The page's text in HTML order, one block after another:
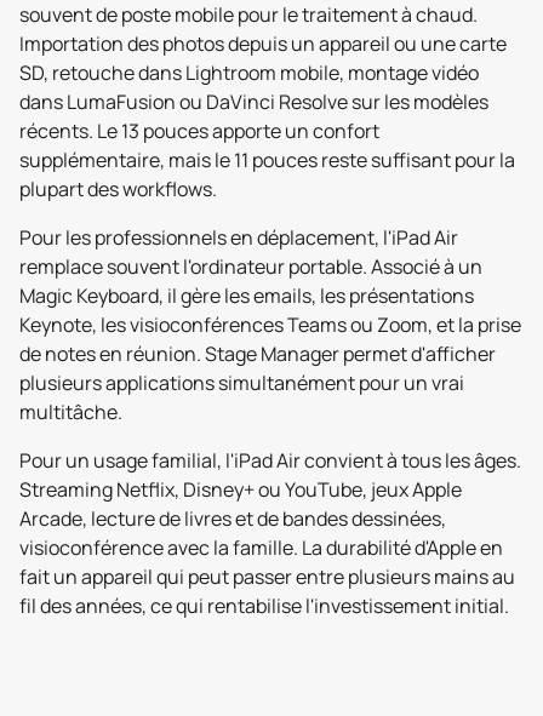
souvent de poste mobile pour le traitement à chaud.
Importation des photos depuis un appareil ou une carte
SD, retouche dans Lightroom mobile, montage vidéo
dans LumaFusion ou DaVinci Resolve sur les modèles
récents. Le 13 pouces apporte un confort
supplémentaire, mais le 11 pouces reste suffisant pour la
plupart des workflows.
Pour les professionnels en déplacement, l'iPad Air
remplace souvent l'ordinateur portable. Associé à un
Magic Keyboard, il gère les emails, les présentations
Keynote, les visioconférences Teams ou Zoom, et la prise
de notes en réunion. Stage Manager permet d'afficher
plusieurs applications simultanément pour un vrai
multitâche.
Pour un usage familial, l'iPad Air convient à tous les âges.
Streaming Netflix, Disney+ ou YouTube, jeux Apple
Arcade, lecture de livres et de bandes dessinées,
visioconférence avec la famille. La durabilité d'Apple en
fait un appareil qui peut passer entre plusieurs mains au
fil des années, ce qui rentabilise l'investissement initial.